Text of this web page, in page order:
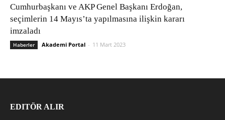
Cumhurbaşkanı ve AKP Genel Başkanı Erdoğan,
seçimlerin 14 Mayıs’ta yapılmasına ilişkin kararı
imzaladı
Haberler Akademi Portal - 11 Mart 2023
EDITÖR ALIR